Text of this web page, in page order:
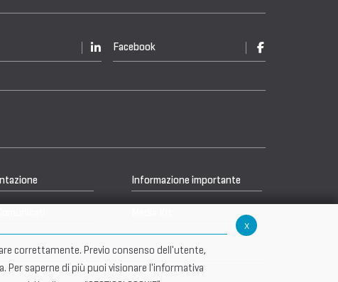
Facebook
Informazione importante
x
correttamente. Previo consenso dell'utente,
saperne di più puoi visionare l'informativa